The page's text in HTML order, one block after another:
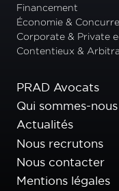
Financement
Économie &
Corporate & Private
Contentieux &
PRAD Avocats
Qui sommes-
Actualités
Nous recrutons
Nous contacter
Mentions légales